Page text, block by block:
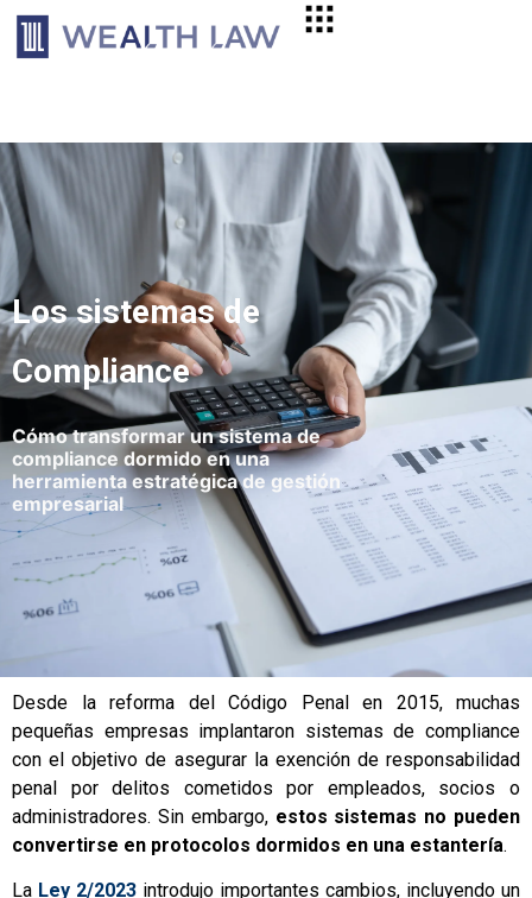
Los sistemas de
Compliance
Cómo transformar un sistema de
compliance dormido en una
herramienta estratégica de gestión
empresarial
Desde la reforma del Código Penal en 2015, muchas
pequeñas empresas implantaron sistemas de compliance
con el objetivo de asegurar la exención de responsabilidad
penal por delitos cometidos por empleados, socios o
administradores. Sin embargo, estos sistemas no pueden
convertirse en protocolos dormidos en una estantería.
La Ley 2/2023 introdujo importantes cambios, incluyendo un